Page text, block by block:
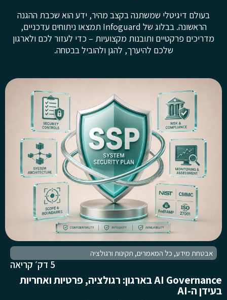
בעולם דיגיטלי שמשתנה בקצב מהיר, ידע הוא שכבת ההגנה
הראשונה. בבלוג של Infoguard תמצאו ניתוחים עדכניים,
מדריכים פרקטיים ותובנות מקצועיות – כדי לעזור לכם ולארגון
שלכם להיערך, להגן ולהוביל בבטחה.
אבטחת מידע, כל המאמרים, תקינות ורגולציה
5 דק׳ קריאה
AI Governance בארגון: רגולציה, פרטיות ואחריות
בעידן ה-AI